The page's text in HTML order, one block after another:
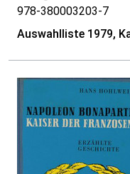
978-380003203-7
Auswahlliste 1979,